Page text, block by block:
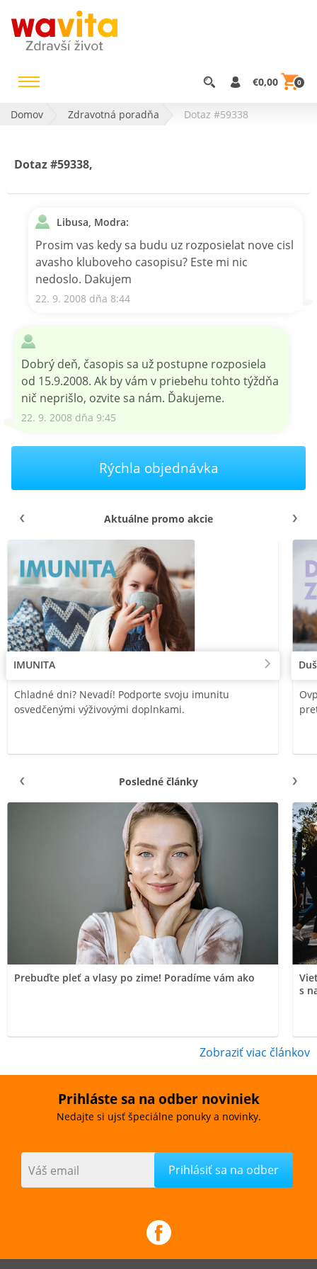
€0,00 0
Domov Zdravotná poradňa Dotaz #59338
Dotaz #59338,
Libusa, Modra:
Prosim vas kedy sa budu uz rozposielat nove cisl
avasho kluboveho casopisu? Este mi nic
nedoslo. Dakujem
22. 9. 2008 dňa 8:44
Dobrý deň, časopis sa už postupne rozposiela
od 15.9.2008. Ak by vám v priebehu tohto týždňa
nič neprišlo, ozvite sa nám. Ďakujeme.
22. 9. 2008 dňa 9:45
Rýchla objednávka
Aktuálne promo akcie
IMUNITA
Chladné dni? Nevadí! Podporte svoju imunitu
osvedčenými výživovými doplnkami.
Posledné články
Prebuďte pleť a vlasy po zime! Poradíme vám ako
s
Zobraziť viac článkov
Prihláste sa na odber noviniek
Nedajte si ujsť špeciálne ponuky a novinky.
Váš email